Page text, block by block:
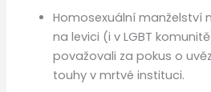
Homosexuální manželství
na levici (i v LGBT
považovali za pokus o
touhy v mrtvé instituci.